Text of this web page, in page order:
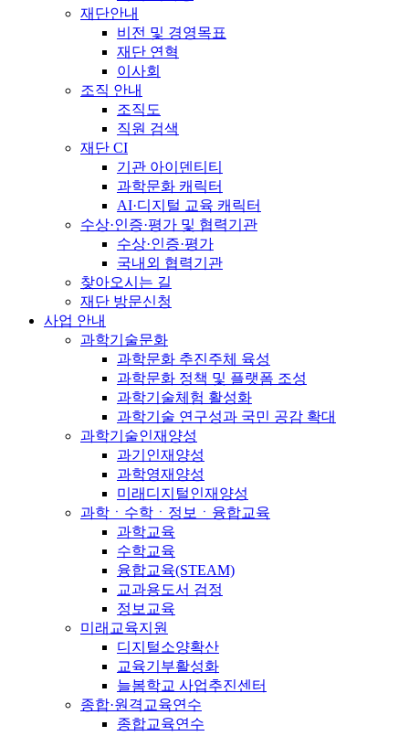
재단안내
비전 및 경영목표
재단 연혁
이사회
조직 안내
조직도
직원 검색
재단 CI
기관 아이덴티티
과학문화 캐릭터
AI·디지털 교육 캐릭터
수상·인증·평가 및 협력기관
수상·인증·평가
국내외 협력기관
찾아오시는 길
재단 방문신청
사업 안내
과학기술문화
과학문화 추진주체 육성
과학문화 정책 및 플랫폼 조성
과학기술체험 활성화
과학기술 연구성과 국민 공감 확대
과학기술인재양성
과기인재양성
과학영재양성
미래디지털인재양성
과학ㆍ수학ㆍ정보ㆍ융합교육
과학교육
수학교육
융합교육(STEAM)
교과용도서 검정
정보교육
미래교육지원
디지털소양확산
교육기부활성화
늘봄학교 사업추진센터
종합·원격교육연수
종합교육연수